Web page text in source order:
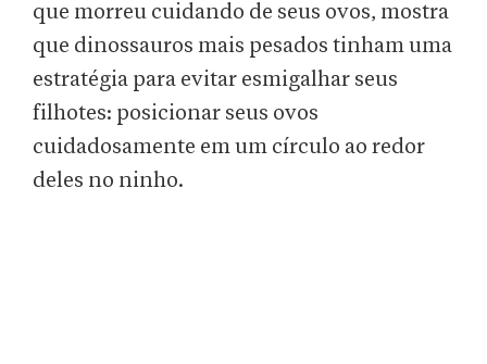
que morreu cuidando de seus ovos, mostra
que dinossauros mais pesados tinham uma
estratégia para evitar esmigalhar seus
filhotes: posicionar seus ovos
cuidadosamente em um círculo ao redor
deles no ninho.